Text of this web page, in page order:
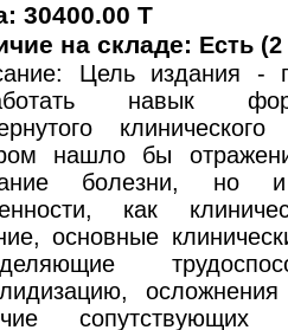
30400.00 T
на складе: Есть
Цель издания -
навык
нашло бы
болезни, но
как
основные
сопутствующих